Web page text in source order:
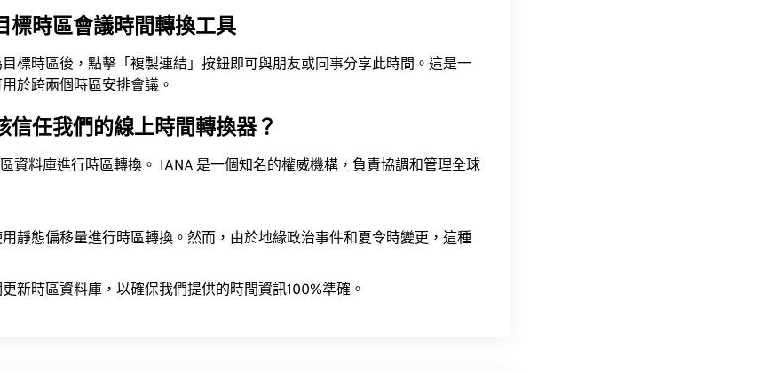
標時區會議時間轉換工具
標時區後，點擊「複製連結」按鈕即可與朋友或同事分享此時間。這是一
於跨兩個時區安排會議。
信任我們的線上時間轉換器？
資料庫進行時區轉換。 IANA 是一個知名的權威機構，負責協調和管理全球
靜態偏移量進行時區轉換。然而，由於地緣政治事件和夏令時變更，這種
新時區資料庫，以確保我們提供的時間資訊100%準確。